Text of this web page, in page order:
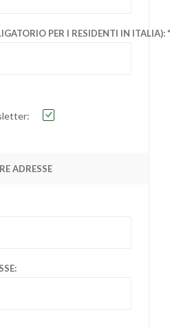
PER I RESIDENTI IN ITALIA):
ADRESSE